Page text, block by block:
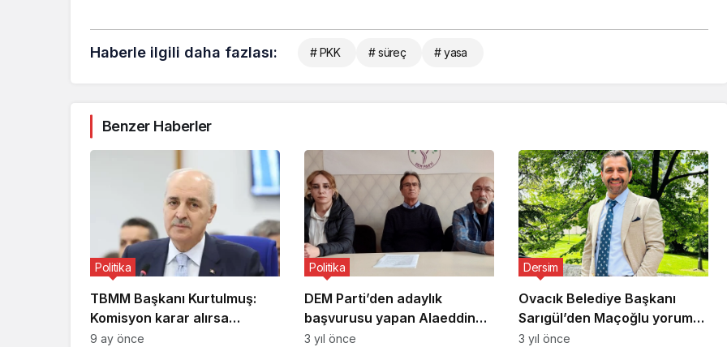
Haberle ilgili daha fazlası: # PKK # süreç # yasa
Benzer Haberler
TBMM Başkanı Kurtulmuş:
Komisyon karar alırsa
İmralı’ya gidilebilir
Politika
9 ay önce
DEM Parti’den adaylık
başvurusu yapan Alaeddin
Erdoğan: Kangrenleşen
Politika
3 yıl önce
Ovacık Belediye Başkanı
Sarıgül’den Maçoğlu yorumu:
Burjuvadan oy istemek biraz
Dersim
3 yıl önce